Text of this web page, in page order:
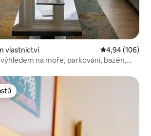
vlastnictví Průměrné
4,94 (106)
na moře, parkování, bazén,
Oblíbené u hostů